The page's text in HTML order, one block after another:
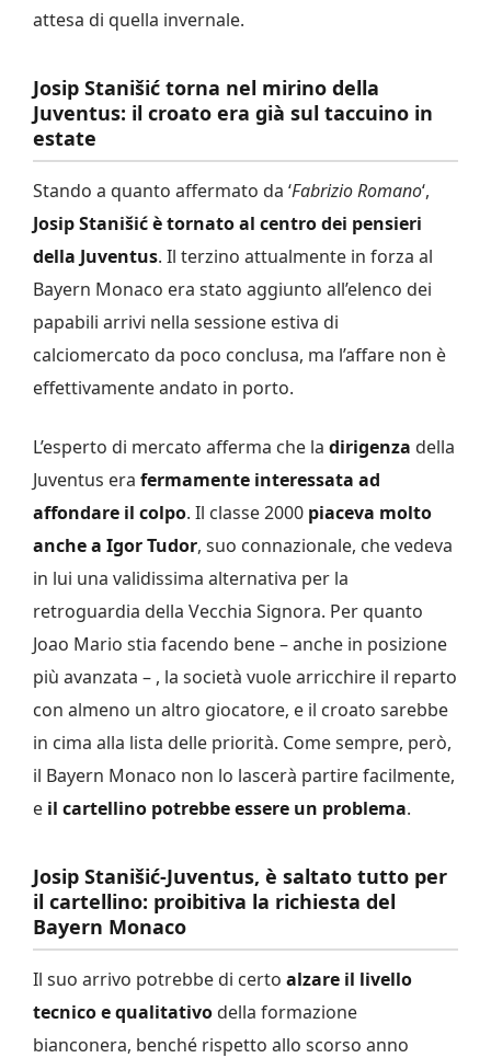
attesa di quella invernale.
Josip Stanišić torna nel mirino della
Juventus: il croato era già sul taccuino in
estate
Stando a quanto affermato da ‘Fabrizio Romano‘,
Josip Stanišić è tornato al centro dei pensieri
della Juventus. Il terzino attualmente in forza al
Bayern Monaco era stato aggiunto all’elenco dei
papabili arrivi nella sessione estiva di
calciomercato da poco conclusa, ma l’affare non è
effettivamente andato in porto.
L’esperto di mercato afferma che la dirigenza della
Juventus era fermamente interessata ad
affondare il colpo. Il classe 2000 piaceva molto
anche a Igor Tudor, suo connazionale, che vedeva
in lui una validissima alternativa per la
retroguardia della Vecchia Signora. Per quanto
Joao Mario stia facendo bene – anche in posizione
più avanzata – , la società vuole arricchire il reparto
con almeno un altro giocatore, e il croato sarebbe
in cima alla lista delle priorità. Come sempre, però,
il Bayern Monaco non lo lascerà partire facilmente,
e il cartellino potrebbe essere un problema.
Josip Stanišić-Juventus, è saltato tutto per
il cartellino: proibitiva la richiesta del
Bayern Monaco
Il suo arrivo potrebbe di certo alzare il livello
tecnico e qualitativo della formazione
bianconera, benché rispetto allo scorso anno